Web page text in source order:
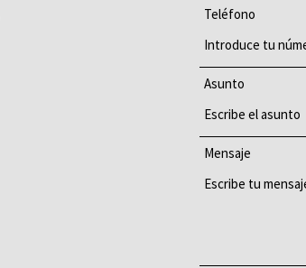
Teléfono
Asunto
Mensaje